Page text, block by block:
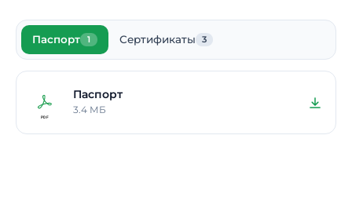
Подвесной
Длина
Ширина
Высота / Глубина
Масса
1,8 кг
Паспорт 1 Сертификаты 3
Паспорт
3.4 МБ